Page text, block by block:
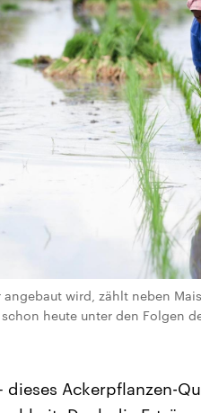
wird, zählt neben
heute unter den Folgen
dieses Ackerpflanzen-